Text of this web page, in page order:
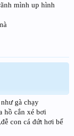
mình up hình
gà chạy
hồ cắn xé bơi
con cá đứt hơi bể